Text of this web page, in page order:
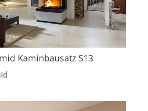
Kaminbausatz S13